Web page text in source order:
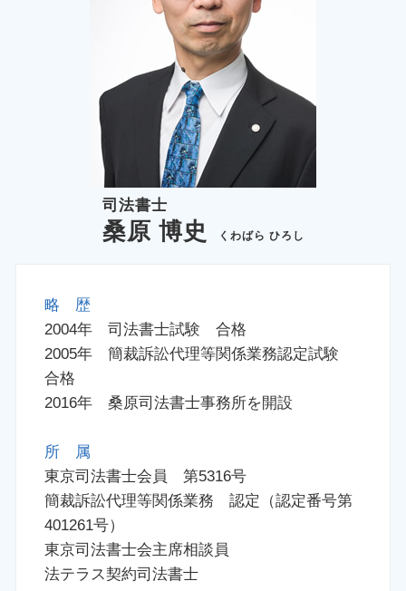
司法書士
桑原 博史 くわばら ひろし
略 歴
2004年 司法書士試験 合格
2005年 簡裁訴訟代理等関係業務認定試験
合格
2016年 桑原司法書士事務所を開設
所 属
東京司法書士会員 第5316号
簡裁訴訟代理等関係業務 認定（認定番号第
401261号）
東京司法書士会主席相談員
法テラス契約司法書士